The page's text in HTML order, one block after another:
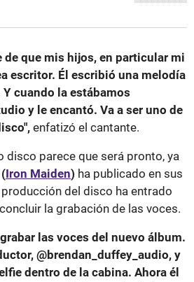
de que mis hijos, en particular mi
escritor. Él escribió una melodía
cuando la estábamos
y le encantó. Va a ser uno de
enfatizó el cantante.
disco parece que será pronto, ya
Iron Maiden) ha publicado en sus
del disco ha entrado
la grabación de las voces.
las voces del nuevo álbum.
@brendan_duffey_audio, y
dentro de la cabina. Ahora él